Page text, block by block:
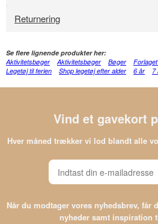
Returnering
Se flere lignende produkter her:
Aktivitetsbøger
Aktivitetsbøger Bøger
Legetøj til ferien
Shop legetøj efter alder 6 år 7
Vind et gavekort
Hver måned trækker vi lod blandt alle
Når du modtager vores nyhedsbrev, får
nyheder samt inspiration